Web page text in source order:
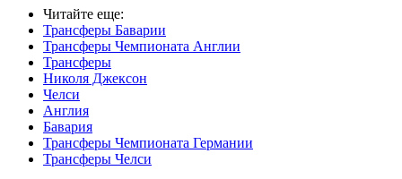
Читайте еще:
Трансферы Баварии
Трансферы Чемпионата Англии
Трансферы
Николя Джексон
Челси
Англия
Бавария
Трансферы Чемпионата Германии
Трансферы Челси